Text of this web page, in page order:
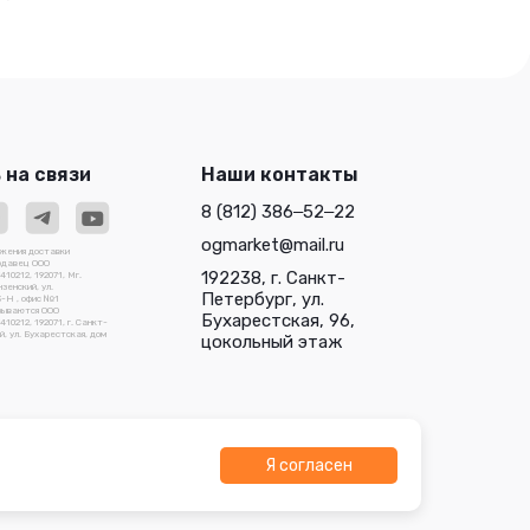
связи
доставки
ООО
192071, Мг.
ул.
Н , офис №1
ООО
192071, г. Санкт-
ул. Бухарестская, дом
Наши контакты
8 (812) 386‒52‒22
ogmarket@mail.ru
192238, г. Санкт-
Петербург, ул.
Бухарестская, 96,
цокольный этаж
Разработано вЯ согласен